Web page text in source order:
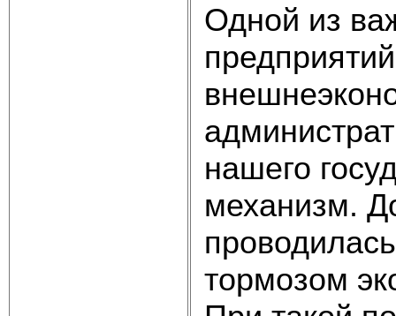
Одной из
нашего
механизм.
тормозом